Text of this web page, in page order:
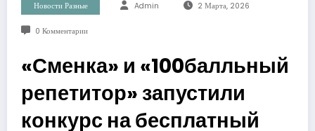
Новости Разные Admin 2 Марта, 2026
0 Комментарии
«Сменка» и «100балльный
репетитор» запустили
конкурс на бесплатный